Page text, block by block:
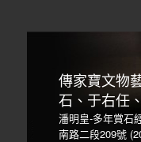
傳家寶文物
石、于右任
潘明皇-多年賞
南路二段209號